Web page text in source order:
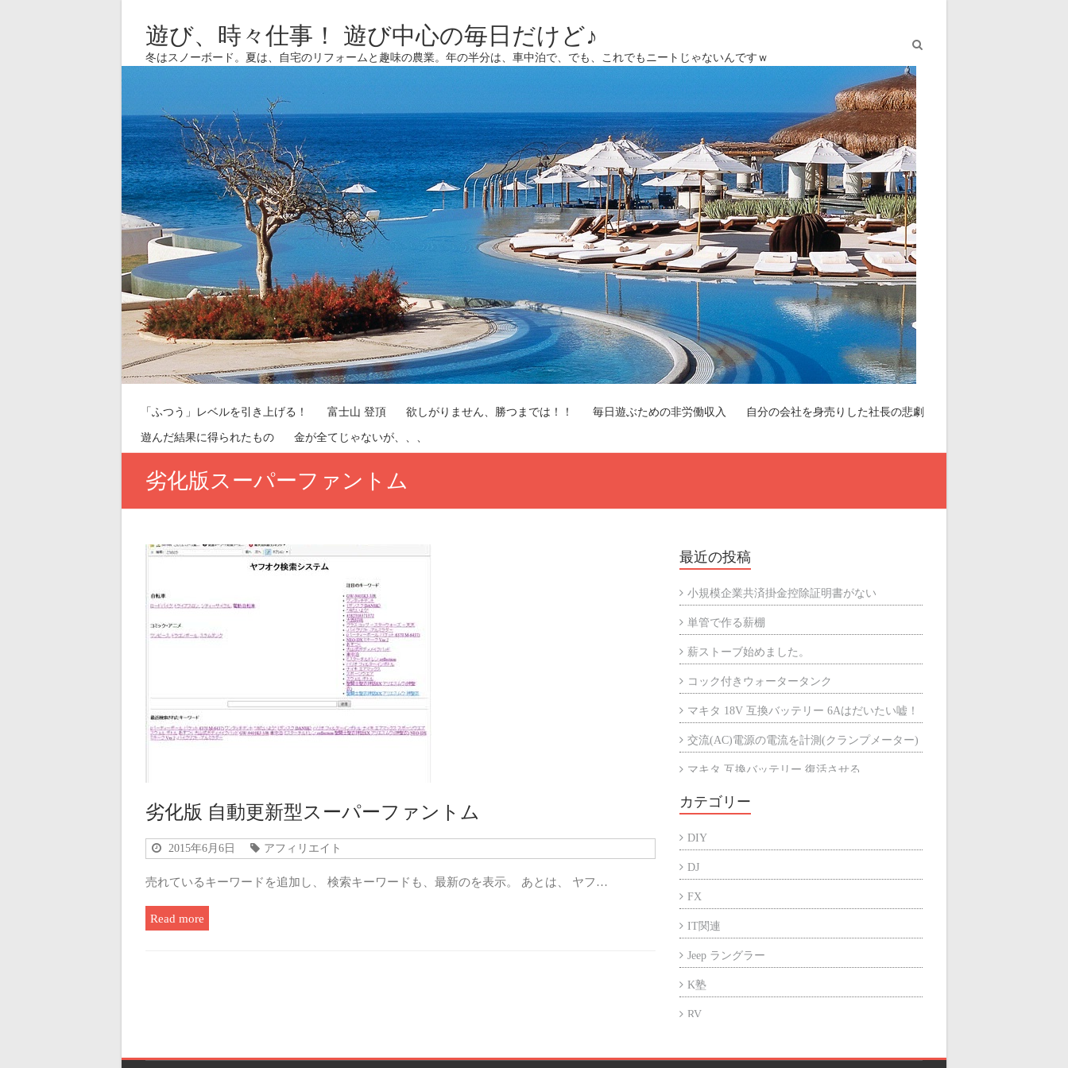
遊び、時々仕事！ 遊び中心の毎日だけど♪
冬はスノーボード。夏は、自宅のリフォームと趣味の農業。年の半分は、車中泊で、でも、これでもニートじゃないんですｗ
「ふつう」レベルを引き上げる！ 富士山 登頂 欲しがりません、勝つまでは！！ 毎日遊ぶための非労働収入 自分の会社を身売りした社長の悲劇
遊んだ結果に得られたもの 金が全てじゃないが、、、
劣化版スーパーファントム
劣化版 自動更新型スーパーファントム
2015年6月6日 アフィリエイト
売れているキーワードを追加し、 検索キーワードも、最新のを表示。 あとは、 ヤフ…
Read more
最近の投稿
小規模企業共済掛金控除証明書がない
単管で作る薪棚
薪ストーブ始めました。
コック付きウォータータンク
マキタ 18V 互換バッテリー 6Aはだいたい嘘！
交流(AC)電源の電流を計測(クランプメーター)
マキタ 互換バッテリー 復活させる
マキタ 互換バッテリーが充電できない
カテゴリー
DIY
DJ
FX
IT関連
Jeep ラングラー
K塾
RV